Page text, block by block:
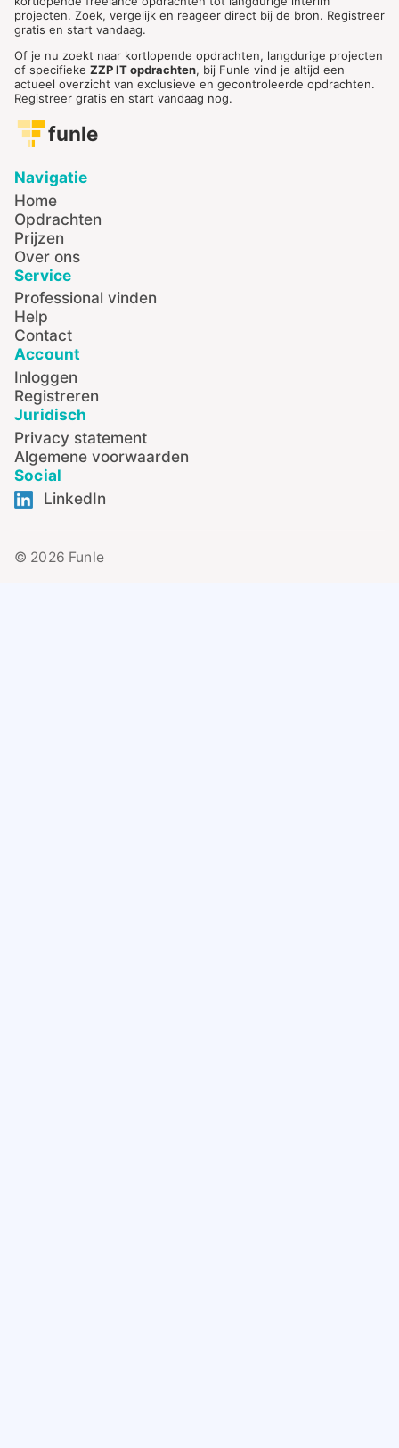
projecten. Zoek, vergelijk en reageer direct bij de bron. Registreer
gratis en start vandaag.
Of je nu zoekt naar kortlopende opdrachten, langdurige projecten
of specifieke ZZP IT opdrachten, bij Funle vind je altijd een
actueel overzicht van exclusieve en gecontroleerde opdrachten.
Registreer gratis en start vandaag nog.
funle
Navigatie
Home
Opdrachten
Prijzen
Over ons
Service
Professional vinden
Help
Contact
Account
Inloggen
Registreren
Juridisch
Privacy statement
Algemene voorwaarden
Social
LinkedIn
© 2026 Funle